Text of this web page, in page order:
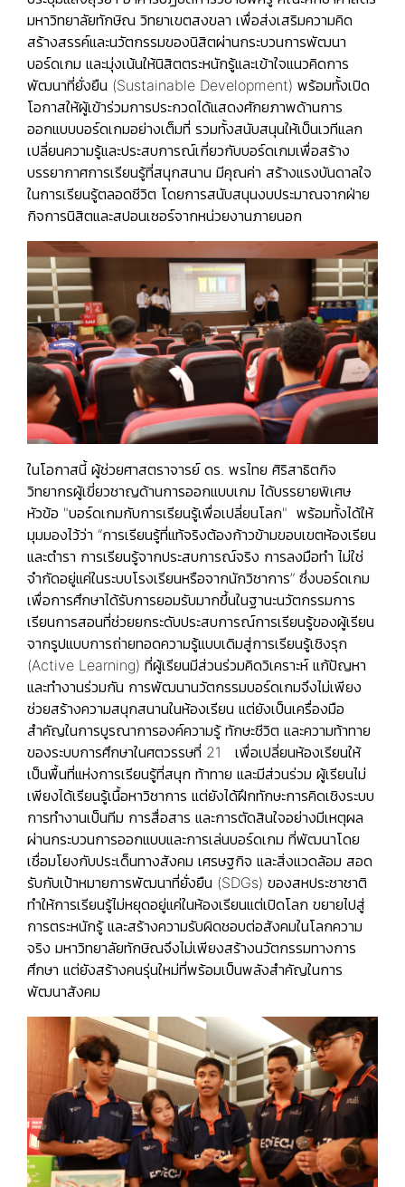
มหาวิทยาลัยทักษิณ วิทยาเขตสงขลา เพื่อส่งเสริมความคิด
สร้างสรรค์และนวัตกรรมของนิสิตผ่านกระบวนการพัฒนา
บอร์ดเกม และมุ่งเน้นให้นิสิตตระหนักรู้และเข้าใจแนวคิดการ
พัฒนาที่ยั่งยืน (Sustainable Development) พร้อมทั้งเปิด
โอกาสให้ผู้เข้าร่วมการประกวดได้แสดงศักยภาพด้านการ
ออกแบบบอร์ดเกมอย่างเต็มที่ รวมทั้งสนับสนุนให้เป็นเวทีแลก
เปลี่ยนความรู้และประสบการณ์เกี่ยวกับบอร์ดเกมเพื่อสร้าง
บรรยากาศการเรียนรู้ที่สนุกสนาน มีคุณค่า สร้างแรงบันดาลใจ
ในการเรียนรู้ตลอดชีวิต โดยการสนับสนุนงบประมาณจากฝ่าย
กิจการนิสิตและสปอนเซอร์จากหน่วยงานภายนอก
ในโอกาสนี้ ผู้ช่วยศาสตราจารย์ ดร. พรไทย ศิริสาธิตกิจ
วิทยากรผู้เขี่ยวชาญด้านการออกแบบเกม ได้บรรยายพิเศษ
หัวข้อ "บอร์ดเกมกับการเรียนรู้เพื่อเปลี่ยนโลก" พร้อมทั้งได้ให้
มุมมองไว้ว่า “การเรียนรู้ที่แท้จริงต้องก้าวข้ามขอบเขตห้องเรียน
และตำรา การเรียนรู้จากประสบการณ์จริง การลงมือทำ ไม่ใช่
จำกัดอยู่แค่ในระบบโรงเรียนหรือจากนักวิชาการ” ซึ่งบอร์ดเกม
เพื่อการศึกษาได้รับการยอมรับมากขึ้นในฐานะนวัตกรรมการ
เรียนการสอนที่ช่วยยกระดับประสบการณ์การเรียนรู้ของผู้เรียน
จากรูปแบบการถ่ายทอดความรู้แบบเดิมสู่การเรียนรู้เชิงรุก
(Active Learning) ที่ผู้เรียนมีส่วนร่วมคิดวิเคราะห์ แก้ปัญหา
และทำงานร่วมกัน การพัฒนานวัตกรรมบอร์ดเกมจึงไม่เพียง
ช่วยสร้างความสนุกสนานในห้องเรียน แต่ยังเป็นเครื่องมือ
สำคัญในการบูรณาการองค์ความรู้ ทักษะชีวิต และความท้าทาย
ของระบบการศึกษาในศตวรรษที่ 21 เพื่อเปลี่ยนห้องเรียนให้
เป็นพื้นที่แห่งการเรียนรู้ที่สนุก ท้าทาย และมีส่วนร่วม ผู้เรียนไม่
เพียงได้เรียนรู้เนื้อหาวิชาการ แต่ยังได้ฝึกทักษะการคิดเชิงระบบ
การทำงานเป็นทีม การสื่อสาร และการตัดสินใจอย่างมีเหตุผล
ผ่านกระบวนการออกแบบและการเล่นบอร์ดเกม ที่พัฒนาโดย
เชื่อมโยงกับประเด็นทางสังคม เศรษฐกิจ และสิ่งแวดล้อม สอด
รับกับเป้าหมายการพัฒนาที่ยั่งยืน (SDGs) ของสหประชาชาติ
ทำให้การเรียนรู้ไม่หยุดอยู่แค่ในห้องเรียนแต่เปิดโลก ขยายไปสู่
การตระหนักรู้ และสร้างความรับผิดชอบต่อสังคมในโลกความ
จริง มหาวิทยาลัยทักษิณจึงไม่เพียงสร้างนวัตกรรมทางการ
ศึกษา แต่ยังสร้างคนรุ่นใหม่ที่พร้อมเป็นพลังสำคัญในการ
พัฒนาสังคม